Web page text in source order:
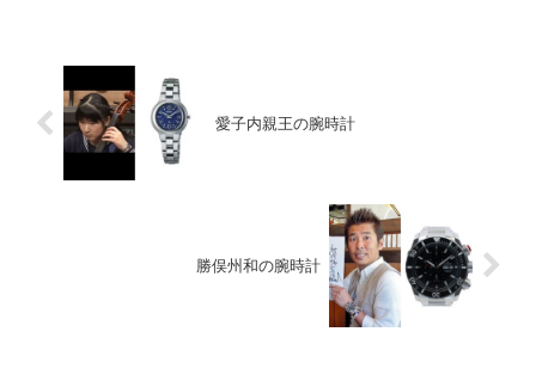
愛子内親王の腕時計
勝俣州和の腕時計